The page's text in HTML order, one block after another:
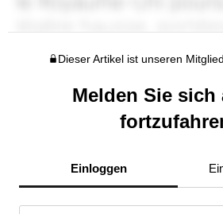
Dieser Artikel ist unseren
Melden Sie sich
Einloggen